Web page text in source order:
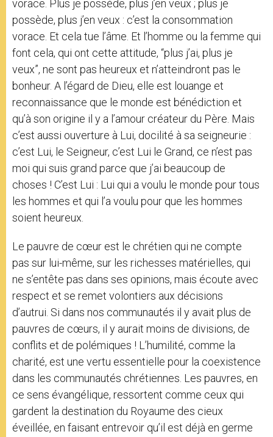
vorace. Plus je possède, plus j’en veux ; plus je
possède, plus j’en veux : c’est la consommation
vorace. Et cela tue l’âme. Et l’homme ou la femme qui
font cela, qui ont cette attitude, “plus j’ai, plus je
veux”, ne sont pas heureux et n’atteindront pas le
bonheur. A l’égard de Dieu, elle est louange et
reconnaissance que le monde est bénédiction et
qu’à son origine il y a l’amour créateur du Père. Mais
c’est aussi ouverture à Lui, docilité à sa seigneurie :
c’est Lui, le Seigneur, c’est Lui le Grand, ce n’est pas
moi qui suis grand parce que j’ai beaucoup de
choses ! C’est Lui : Lui qui a voulu le monde pour tous
les hommes et qui l’a voulu pour que les hommes
soient heureux.
Le pauvre de cœur est le chrétien qui ne compte
pas sur lui-même, sur les richesses matérielles, qui
ne s’entête pas dans ses opinions, mais écoute avec
respect et se remet volontiers aux décisions
d’autrui. Si dans nos communautés il y avait plus de
pauvres de cœurs, il y aurait moins de divisions, de
conflits et de polémiques ! L’humilité, comme la
charité, est une vertu essentielle pour la coexistence
dans les communautés chrétiennes. Les pauvres, en
ce sens évangélique, ressortent comme ceux qui
gardent la destination du Royaume des cieux
éveillée, en faisant entrevoir qu’il est déjà en germe